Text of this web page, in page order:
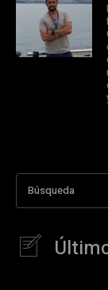
Búsqueda